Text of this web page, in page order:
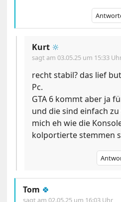
Kurt 🔆
sagt am03.05.25 um 15:33
recht stabil? das lief
Pc.
GTA 6 kommt aber ja
und die sind einfach
mich eh wie die
kolportierte stemmen
Tom 🍀
sagt am02.05.25 um 16:03 Uhr